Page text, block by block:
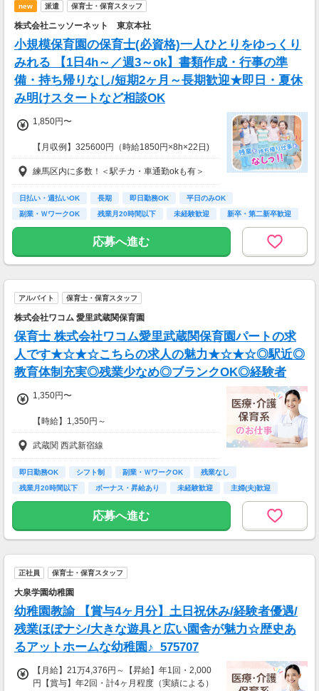
new 派遣 保育士・保育スタッフ
株式会社ニッソーネット 東京本社
小規模保育園の保育士(必資格)一人ひとりをゆっくり
みれる 【1日4h～／週3～ok】書類作成・行事の準
備・持ち帰りなし/短期2ヶ月～長期歓迎★即日・夏休
み明けスタートなど相談OK
1,850円〜
【月収例】325600円（時給1850円×8h×22日)
7：00～19：00で1日4ｈ～、週3～5日(週20h
以上)
★シフト例：9-18時、7-11時、8-12時、9-16時
など
間など相談OK！
★短期2ヶ月～長期歓迎！
練馬区内に多数！＜駅チカ・車通勤okも有＞
日払い・週払いOK 長期 即日勤務OK
平日のみOK
副業・ＷワークOK
残業月20時間以下 未経験歓迎
新卒・第二新卒歓迎
フリーター歓迎
応募へ進む
アルバイト 保育士・保育スタッフ
株式会社ワコム 愛里武蔵関保育園
保育士 株式会社ワコム愛里武蔵関保育園パートの求
人です★☆★☆こちらの求人の魅力★☆★☆◎駅近◎
教育体制充実◎残業少なめ◎ブランクOK◎経験者
1,350円〜
【時給】1,350円～
✅️経験・能力・スキル・所有資格により加算あ
り
武蔵関 西武新宿線
即日勤務OK シフト制 副業・ＷワークOK
残業なし
残業月20時間以下
ボーナス・昇給あり 未経験歓迎
主婦(夫)歓迎
経験者歓迎
応募へ進む
正社員 保育士・保育スタッフ
大泉学園幼稚園
幼稚園教諭 【賞与4ヶ月分】土日祝休み/経験者優遇/
残業ほぼナシ/大きな遊具と広い園舎が魅力☆歴史あ
るアットホームな幼稚園♪_575707
【月給】21万4,376円～【昇給】年1回・2,000
円【賞与】年2回・計4ヶ月程度（実績による）